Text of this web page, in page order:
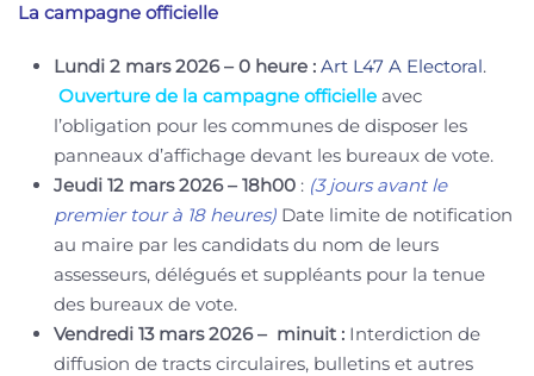
La campagne officielle
Lundi 2 mars 2026 – 0 heure : Art L47 A Electoral.
Ouverture de la campagne officielle avec
l’obligation pour les communes de disposer les
panneaux d’affichage devant les bureaux de vote.
Jeudi 12 mars 2026 – 18h00 : (3 jours avant le
premier tour à 18 heures) Date limite de notification
au maire par les candidats du nom de leurs
assesseurs, délégués et suppléants pour la tenue
des bureaux de vote.
Vendredi 13 mars 2026 – minuit : Interdiction de
diffusion de tracts circulaires, bulletins et autres